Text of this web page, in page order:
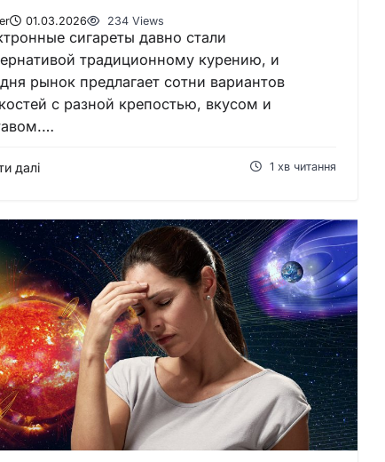
01.03.2026 234 Views
сигареты давно стали
традиционному курению, и
рынок предлагает сотни вариантов
с разной крепостью, вкусом и
далі 1 хв читання